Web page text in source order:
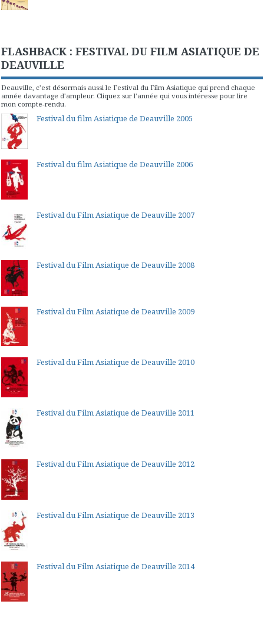
FLASHBACK : FESTIVAL DU FILM ASIATIQUE DE
DEAUVILLE
Deauville, c'est désormais aussi le Festival du Film Asiatique qui prend chaque
année davantage d'ampleur. Cliquez sur l'année qui vous intéresse pour lire
mon compte-rendu.
Festival du film Asiatique de Deauville 2005
Festival du film Asiatique de Deauville 2006
Festival du Film Asiatique de Deauville 2007
Festival du Film Asiatique de Deauville 2008
Festival du Film Asiatique de Deauville 2009
Festival du Film Asiatique de Deauville 2010
Festival du Film Asiatique de Deauville 2011
Festival du Film Asiatique de Deauville 2012
Festival du Film Asiatique de Deauville 2013
Festival du Film Asiatique de Deauville 2014